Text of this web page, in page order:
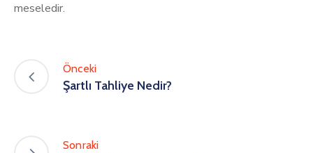
meseledir.
Önceki
Şartlı Tahliye Nedir?
Sonraki